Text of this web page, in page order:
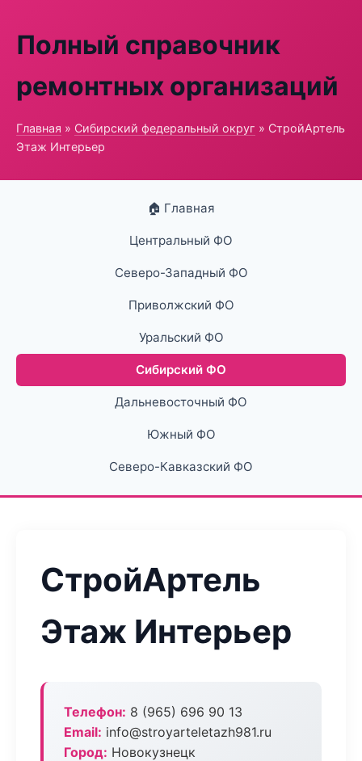
Полный справочник
ремонтных организаций
Главная » Сибирский федеральный округ » СтройАртель
Этаж Интерьер
🏠 Главная
Центральный ФО
Северо-Западный ФО
Приволжский ФО
Уральский ФО
Сибирский ФО
Дальневосточный ФО
Южный ФО
Северо-Кавказский ФО
СтройАртель
Этаж Интерьер
Телефон: 8 (965) 696 90 13
Email: info@stroyarteletazh981.ru
Город: Новокузнецк